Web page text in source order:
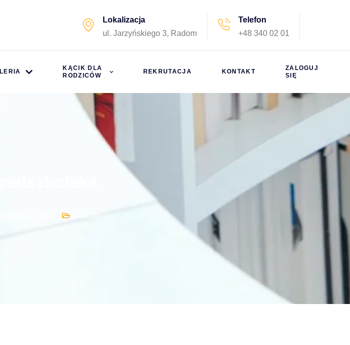
Lokalizacja
ul. Jarzyńskiego 3, Radom
Telefon
+48 340 02 01
KĄCIK DLA
RODZICÓW
REKRUTACJA KONTAKT
ZALOGUJ
SIĘ
Aktualności